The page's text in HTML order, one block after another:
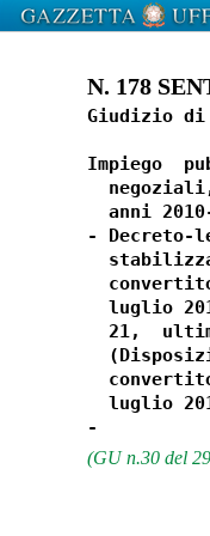
N. 178
Giudizio
Impiego
anni
- Decreto-
luglio
21,
luglio
(GU n.30 del